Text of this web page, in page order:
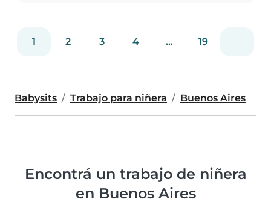
1 2 3 4 ... 19
Babysits Trabajo para niñera Buenos Aires
Encontrá un trabajo de niñera
en Buenos Aires